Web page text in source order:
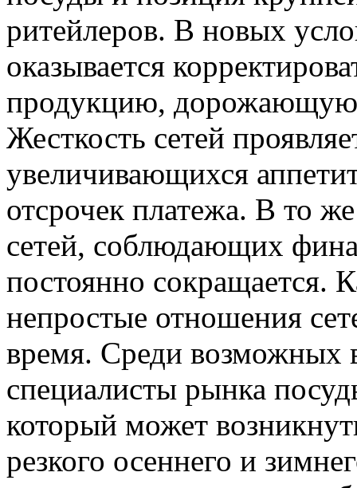
ритейлеров. В новых
оказывается
продукцию, дорожающую
Жесткость сетей
увеличивающихся
отсрочек платежа. В то
сетей, соблюдающих
постоянно сокращается.
непростые отношения
время. Среди возможных
специалисты рынка
который может
резкого осеннего и